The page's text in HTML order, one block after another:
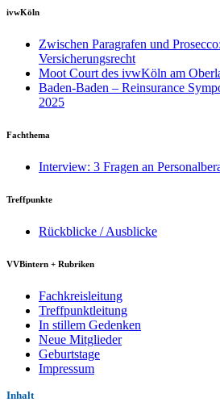
ivwKöln
Zwischen Paragrafen und
Versicherungsrecht
Moot Court des ivwKöln am
Baden-Baden – Reinsurance
2025
Fachthema
Interview: 3 Fragen an
Treffpunkte
Rückblicke / Ausblicke
VVBintern + Rubriken
Fachkreisleitung
Treffpunktleitung
In stillem Gedenken
Neue Mitglieder
Geburtstage
Impressum
Inhalt